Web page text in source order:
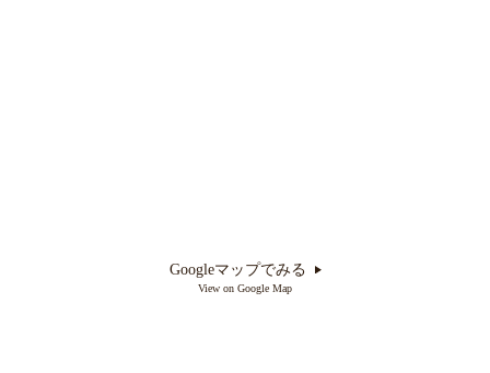
Googleマップでみる
View on Google Map